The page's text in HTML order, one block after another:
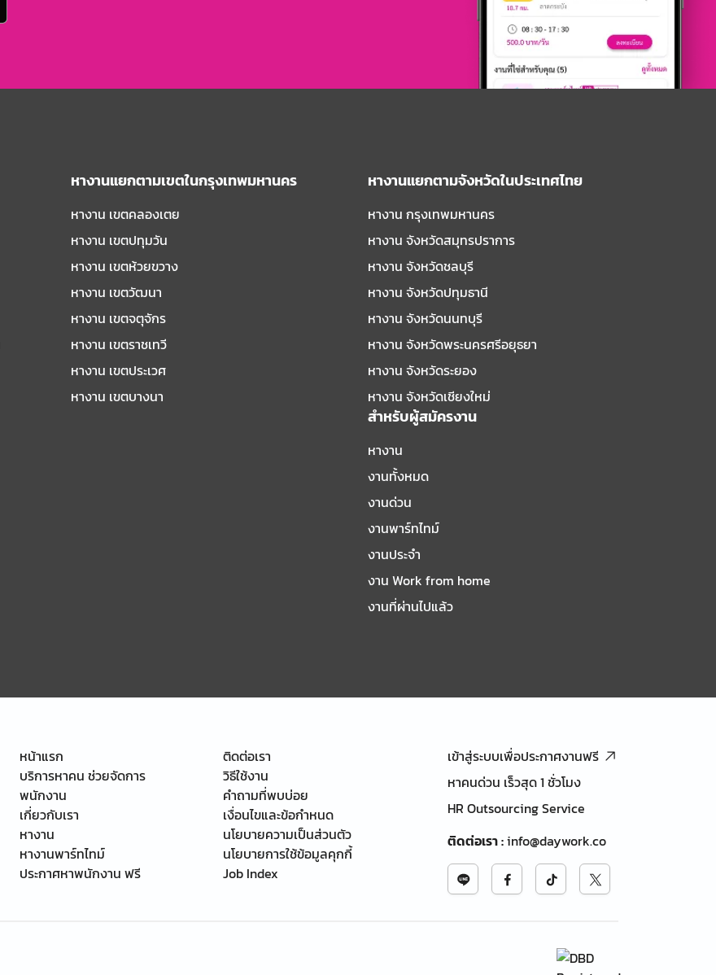
หางานแยกตามเขตในกรุงเทพมหานคร
หางาน เขตคลองเตย
หางาน เขตปทุมวัน
หางาน เขตห้วยขวาง
หางาน เขตวัฒนา
หางาน เขตจตุจักร
หางาน เขตราชเทวี
หางาน เขตประเวศ
หางาน เขตบางนา
หางานแยกตามจังหวัดในประเทศไทย
หางาน กรุงเทพมหานคร
หางาน จังหวัดสมุทรปราการ
หางาน จังหวัดชลบุรี
หางาน จังหวัดปทุมธานี
หางาน จังหวัดนนทบุรี
หางาน จังหวัดพระนครศรีอยุธยา
หางาน จังหวัดระยอง
หางาน จังหวัดเชียงใหม่
สำหรับผู้สมัครงาน
หางาน
งานทั้งหมด
งานด่วน
งานพาร์ทไทม์
งานประจำ
งาน Work from home
งานที่ผ่านไปแล้ว
หน้าแรก
บริการหาคน ช่วยจัดการ
พนักงาน
เกี่ยวกับเรา
หางาน
หางานพาร์ทไทม์
ประกาศหาพนักงาน ฟรี
ติดต่อเรา
วิธีใช้งาน
คำถามที่พบบ่อย
เงื่อนไขและข้อกำหนด
นโยบายความเป็นส่วนตัว
นโยบายการใช้ข้อมูลคุกกี้
Job Index
เข้าสู่ระบบเพื่อประกาศงานฟรี
หาคนด่วน เร็วสุด 1 ชั่วโมง
HR Outsourcing Service
ติดต่อเรา:info@daywork.co